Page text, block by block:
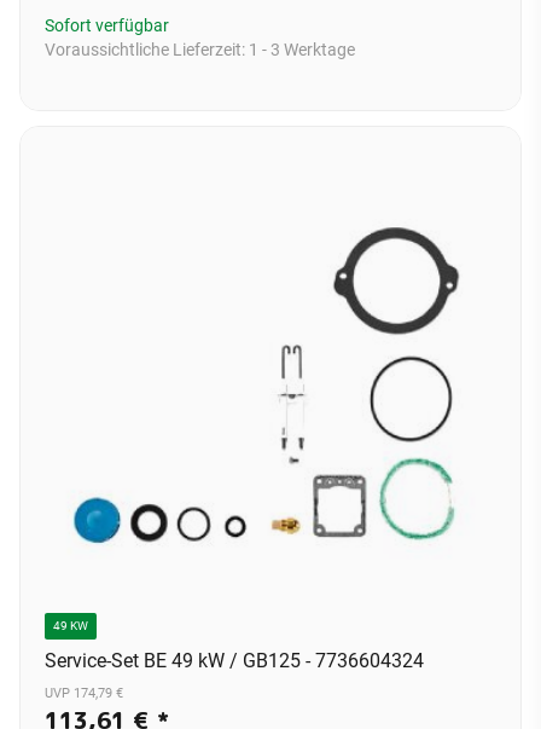
Sofort verfügbar
Voraussichtliche Lieferzeit: 1 - 3 Werktage
49 KW
Service-Set BE 49 kW / GB125 - 7736604324
UVP 174,79 €
113,61 € *